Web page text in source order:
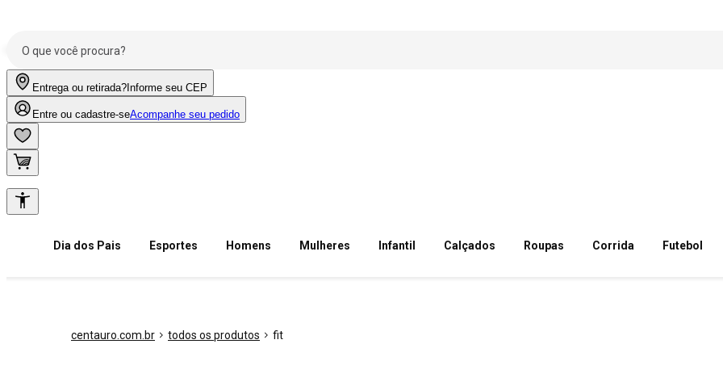
Entrega ou retirada? Informe seu CEP
Entre ou cadastre-seAcompanhe seu pedido
Dia dos Pais Esportes Homens Mulheres Infantil Calçados Roupas Corrida Futebol
centauro.com.br todos os produtos fit